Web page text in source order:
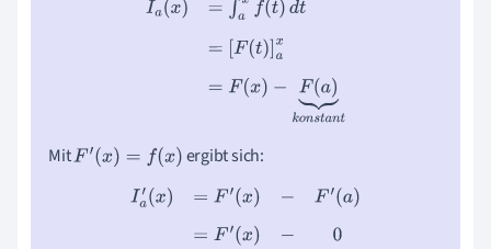
axf(t)dt F(t )]ax =F(x)−F(
MitF′(x)=f( x)
ergibt sich:
Ia′(x F′(x )− F′(a)= (x) 0=f (x)